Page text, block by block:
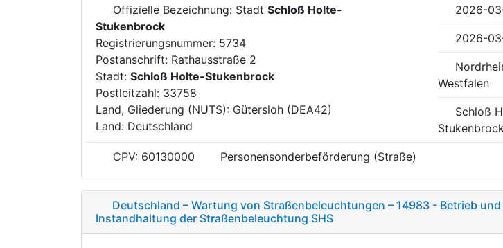
Offizielle Bezeichnung: Stadt Schloß Holte-
Stukenbrock
Registrierungsnummer: 5734
Postanschrift: Rathausstraße 2
Stadt: Schloß Holte-Stukenbrock
Postleitzahl: 33758
Land, Gliederung (NUTS): Gütersloh (DEA42)
Land: Deutschland
2026-
2026-
Westfalen
Schloß
Stukenbrock
CPV: 60130000 Personensonderbeförderung (Straße)
Deutschland – Wartung von Straßenbeleuchtungen – 14983 - Betrieb und
Instandhaltung der Straßenbeleuchtung SHS